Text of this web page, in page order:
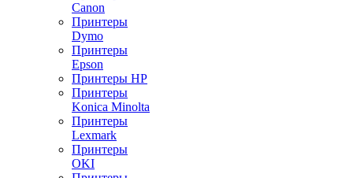
Canon
Принтеры
Dymo
Принтеры
Epson
Принтеры HP
Принтеры
Konica Minolta
Принтеры
Lexmark
Принтеры
OKI